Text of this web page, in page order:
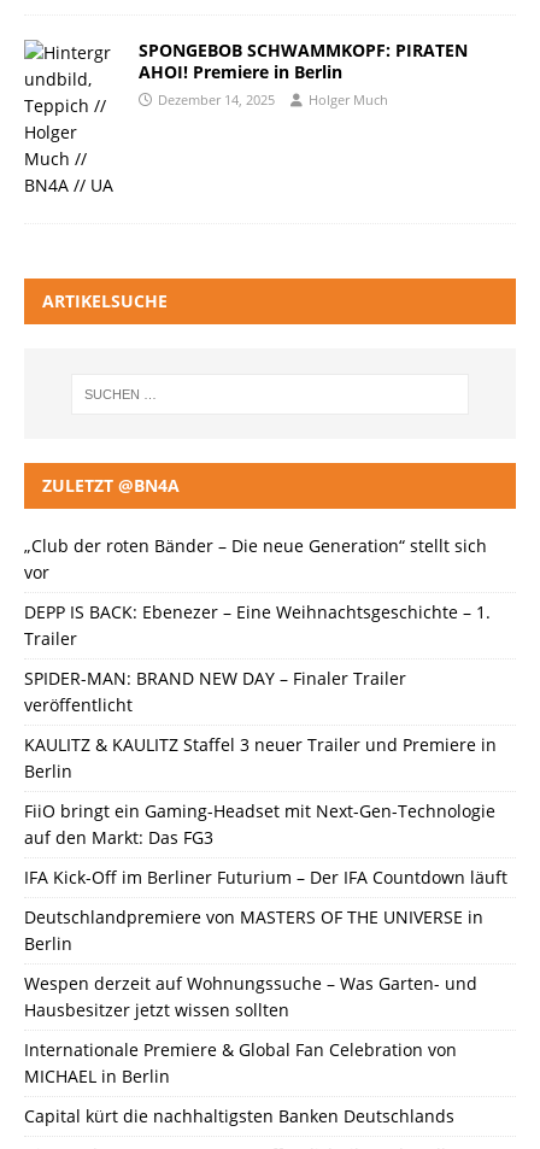
SPONGEBOB SCHWAMMKOPF: PIRATEN
AHOI! Premiere in Berlin
Dezember 14, 2025 Holger Much
ARTIKELSUCHE
ZULETZT @BN4A
„Club der roten Bänder – Die neue Generation“ stellt sich
vor
DEPP IS BACK: Ebenezer – Eine Weihnachtsgeschichte – 1.
Trailer
SPIDER-MAN: BRAND NEW DAY – Finaler Trailer
veröffentlicht
KAULITZ & KAULITZ Staffel 3 neuer Trailer und Premiere in
Berlin
FiiO bringt ein Gaming-Headset mit Next-Gen-Technologie
auf den Markt: Das FG3
IFA Kick-Off im Berliner Futurium – Der IFA Countdown läuft
Deutschlandpremiere von MASTERS OF THE UNIVERSE in
Berlin
Wespen derzeit auf Wohnungssuche – Was Garten- und
Hausbesitzer jetzt wissen sollten
Internationale Premiere & Global Fan Celebration von
MICHAEL in Berlin
Capital kürt die nachhaltigsten Banken Deutschlands